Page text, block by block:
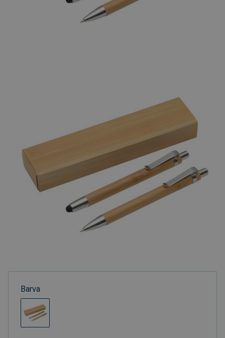
Barva